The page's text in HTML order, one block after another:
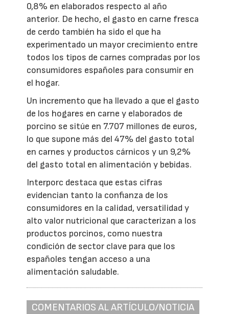
0,8% en elaborados respecto al año
anterior. De hecho, el gasto en carne fresca
de cerdo también ha sido el que ha
experimentado un mayor crecimiento entre
todos los tipos de carnes compradas por los
consumidores españoles para consumir en
el hogar.
Un incremento que ha llevado a que el gasto
de los hogares en carne y elaborados de
porcino se sitúe en 7.707 millones de euros,
lo que supone más del 47% del gasto total
en carnes y productos cárnicos y un 9,2%
del gasto total en alimentación y bebidas.
Interporc destaca que estas cifras
evidencian tanto la confianza de los
consumidores en la calidad, versatilidad y
alto valor nutricional que caracterizan a los
productos porcinos, como nuestra
condición de sector clave para que los
españoles tengan acceso a una
alimentación saludable.
COMENTARIOS AL ARTÍCULO/NOTICIA